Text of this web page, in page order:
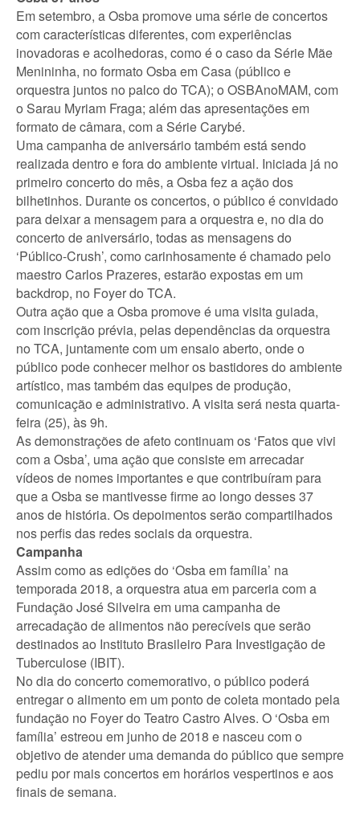
Em setembro, a Osba promove uma série de concertos
com características diferentes, com experiências
inovadoras e acolhedoras, como é o caso da Série Mãe
Menininha, no formato Osba em Casa (público e
orquestra juntos no palco do TCA); o OSBAnoMAM, com
o Sarau Myriam Fraga; além das apresentações em
formato de câmara, com a Série Carybé.
Uma campanha de aniversário também está sendo
realizada dentro e fora do ambiente virtual. Iniciada já no
primeiro concerto do mês, a Osba fez a ação dos
bilhetinhos. Durante os concertos, o público é convidado
para deixar a mensagem para a orquestra e, no dia do
concerto de aniversário, todas as mensagens do
‘Público-Crush’, como carinhosamente é chamado pelo
maestro Carlos Prazeres, estarão expostas em um
backdrop, no Foyer do TCA.
Outra ação que a Osba promove é uma visita guiada,
com inscrição prévia, pelas dependências da orquestra
no TCA, juntamente com um ensaio aberto, onde o
público pode conhecer melhor os bastidores do ambiente
artístico, mas também das equipes de produção,
comunicação e administrativo. A visita será nesta quarta-
feira (25), às 9h.
As demonstrações de afeto continuam os ‘Fatos que vivi
com a Osba’, uma ação que consiste em arrecadar
vídeos de nomes importantes e que contribuíram para
que a Osba se mantivesse firme ao longo desses 37
anos de história. Os depoimentos serão compartilhados
nos perfis das redes sociais da orquestra.
Campanha
Assim como as edições do ‘Osba em família’ na
temporada 2018, a orquestra atua em parceria com a
Fundação José Silveira em uma campanha de
arrecadação de alimentos não perecíveis que serão
destinados ao Instituto Brasileiro Para Investigação de
Tuberculose (IBIT).
No dia do concerto comemorativo, o público poderá
entregar o alimento em um ponto de coleta montado pela
fundação no Foyer do Teatro Castro Alves. O ‘Osba em
família’ estreou em junho de 2018 e nasceu com o
objetivo de atender uma demanda do público que sempre
pediu por mais concertos em horários vespertinos e aos
finais de semana.